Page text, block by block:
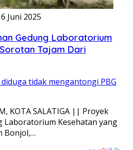
Juni 2025
Gedung Laboratorium
Tajam Dari
tidak mengantongi PBG
KOTA SALATIGA || Proyek
Laboratorium Kesehatan yang
Bonjol,…